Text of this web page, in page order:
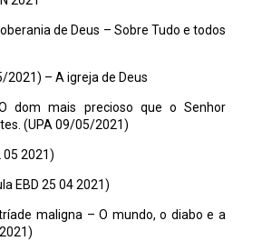
de Deus – Sobre Tudo e todos
2021) – A igreja de Deus
dom mais precioso que o Senhor
(UPA 09/05/2021)
05 2021)
EBD 25 04 2021)
maligna – O mundo, o diabo e a